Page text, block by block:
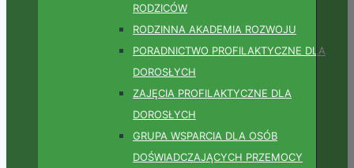
RODZICÓW
RODZINNA AKADEMIA ROZWOJU
PORADNICTWO PROFILAKTYCZNE DLA
DOROSŁYCH
ZAJĘCIA PROFILAKTYCZNE DLA
DOROSŁYCH
GRUPA WSPARCIA DLA OSÓB
DOŚWIADCZAJĄCYCH PRZEMOCY